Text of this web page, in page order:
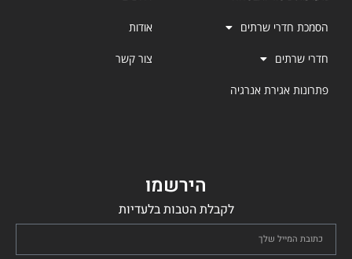
הסמכת חדרי שרתים
חדרי שרתים
פתרונות אגירת אנרגיה
אודות
צור קשר
הירשמו
לקבלת הטבות בלעדיות